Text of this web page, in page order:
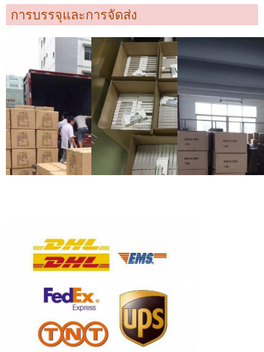
การบรรจุและการจัดส่ง